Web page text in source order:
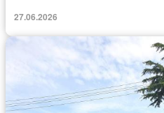
27.06.2026